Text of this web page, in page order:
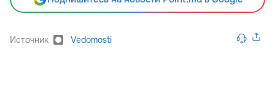
Источник Vedomosti